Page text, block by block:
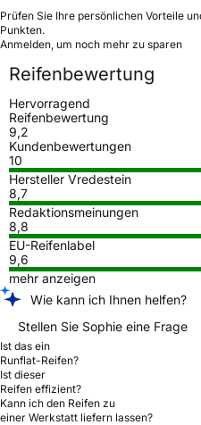
Prüfen Sie Ihre persönlichen Vorteile
Punkten.
Anmelden, um noch mehr zu sparen
Reifenbewertung
Hervorragend
Reifenbewertung
9,2
Kundenbewertungen
10
Hersteller Vredestein
8,7
Redaktionsmeinungen
8,8
EU-Reifenlabel
9,6
mehr anzeigen
Wie kann ich Ihnen helfen?
Stellen Sie Sophie eine Frage
Ist das ein
Runflat-Reifen?
Ist dieser
Reifen effizient?
Kann ich den Reifen zu
einer Werkstatt liefern lassen?